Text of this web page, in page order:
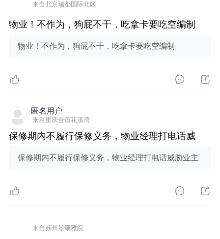
来自北京瑞都国际北区
物业！不作为，狗屁不干，吃拿卡要吃空编制
物业！不作为，狗屁不干，吃拿卡要吃空编制
匿名用户
来自重庆合谊花溪湾
保修期内不履行保修义务，物业经理打电话威
保修期内不履行保修义务，物业经理打电话威胁业主
来自苏州琴颂雅院